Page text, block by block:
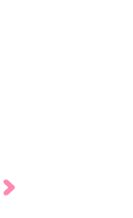
月給:31.6万円～52.6万円
訪問看護ステーションにお